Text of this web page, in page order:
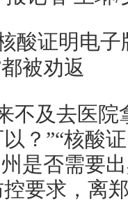
不及去医
？”“核酸
是否需要
要求，离